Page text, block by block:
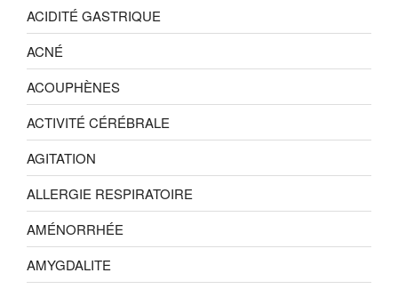
ACIDITÉ GASTRIQUE
ACNÉ
ACOUPHÈNES
ACTIVITÉ CÉRÉBRALE
AGITATION
ALLERGIE RESPIRATOIRE
AMÉNORRHÉE
AMYGDALITE